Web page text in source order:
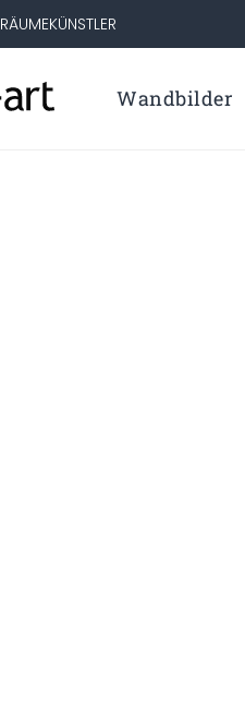
RÄUMEKÜNSTLER
Wandbilder